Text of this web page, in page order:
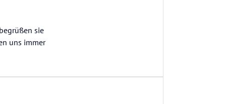
sie
uns immer